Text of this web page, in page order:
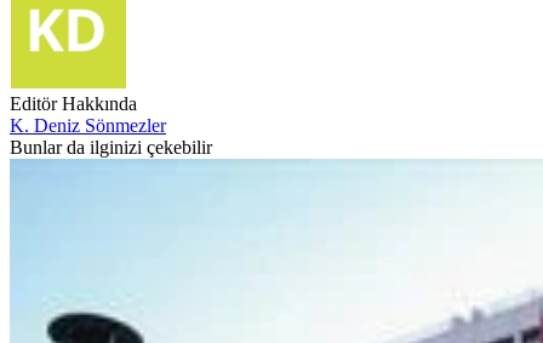
Editör Hakkında
K. Deniz Sönmezler
Bunlar da ilginizi çekebilir